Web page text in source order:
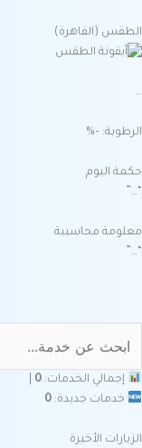
الطقس (القاهرة)
…
الرطوبة: –%
حكمة اليوم
“…”
معلومة محاسبية
“…”
إجمالي الخدمات: 0
خدمات جديدة: 0
الزيارات الأخيرة